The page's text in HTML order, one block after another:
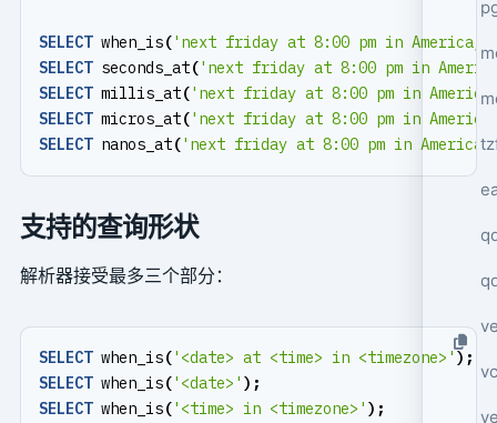
SELECT when_is('next friday at 8:00 pm in America/
SELECT seconds_at('next friday at 8:00 pm in
SELECT millis_at('next friday at 8:00 pm in America/
SELECT micros_at('next friday at 8:00 pm in America/
SELECT nanos_at('next friday at 8:00 pm in America/
支持的查询形状
解析器接受最多三个部分：
SELECT when_is('<date> at <time> in <timezone>' );
SELECT when_is('<date>' );
SELECT when_is('<time> in <timezone>' );